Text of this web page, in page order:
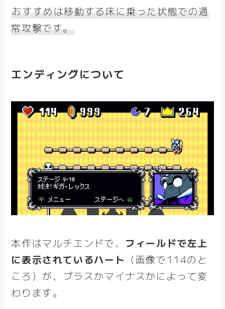
おすすめは移動する床に乗った状態での通
常攻撃です。
エンディングについて
本作はマルチエンドで、 フィールドで左上
に表示されているハート （画像で114のと
ころ）が、プラスかマイナスかによって変
わります。